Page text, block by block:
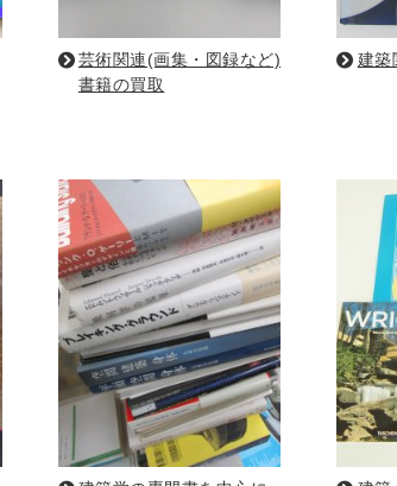
看護学書 眼科学 精神医学書
臨床
伝統医学・東洋医学
ング・レシピ本・グルメ
住まい・インテリ
ン
釣り キャンプ 他スポーツ 登山
医療・看護資格 就職対策
英語学習
芸術関連(画集・図録など)
書籍の買取
建築